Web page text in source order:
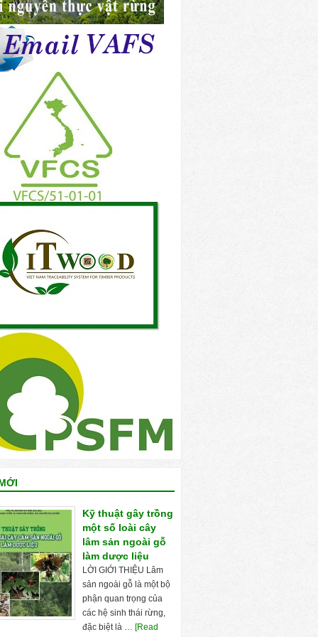
Kỹ thuật gây trồng
một số loài cây
lâm sản ngoài gỗ
làm dược liệu
LỜI GIỚI THIỆU Lâm
sản ngoài gỗ là một bộ
phận quan trọng của
các hệ sinh thái rừng,
đặc biệt là … [Read